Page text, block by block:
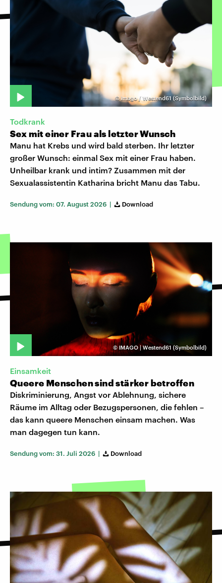
©imago / Westend61 (Symbolbild)
Todkrank
Sex mit einer Frau als letzter Wunsch
Manu hat Krebs und wird bald sterben. Ihr letzter
großer Wunsch: einmal Sex mit einer Frau haben.
Unheilbar krank und intim? Zusammen mit der
Sexualassistentin Katharina bricht Manu das Tabu.
Sendung vom: 07. August 2026 | Download
© IMAGO | Westend61 (Symbolbild)
Einsamkeit
Queere Menschen sind stärker betroffen
Diskriminierung, Angst vor Ablehnung, sichere
Räume im Alltag oder Bezugspersonen, die fehlen –
das kann queere Menschen einsam machen. Was
man dagegen tun kann.
Sendung vom: 31. Juli 2026 | Download